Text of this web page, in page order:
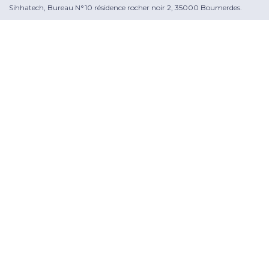
Sihhatech, Bureau N°10 résidence rocher noir 2, 35000 Boumerdes.